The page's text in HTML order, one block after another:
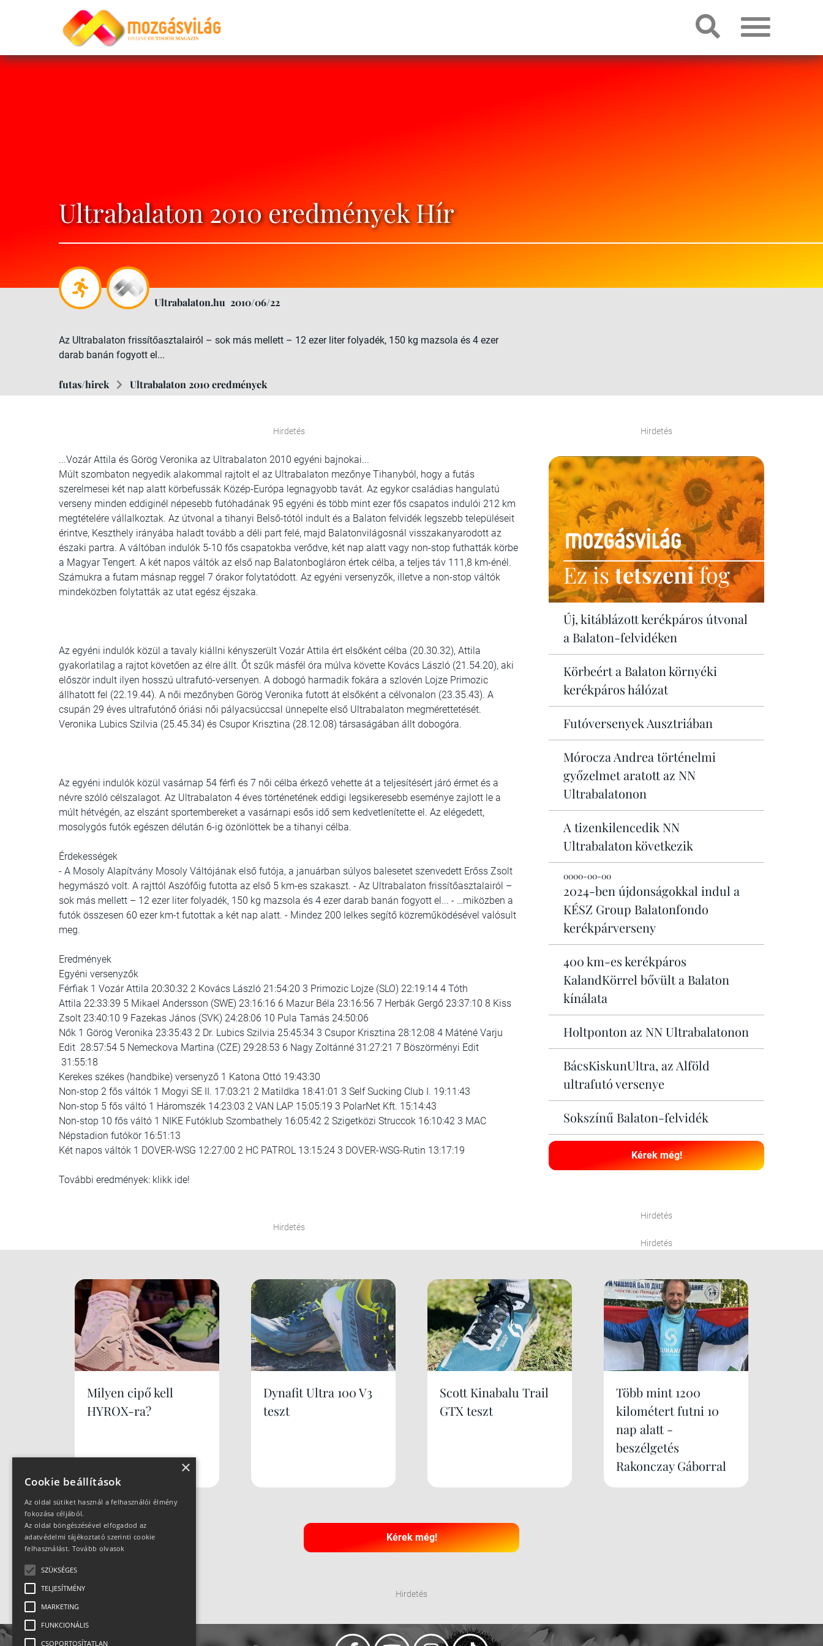
Ultrabalaton 2010 eredmények Hír
Ultrabalaton.hu 2010/06/22
Az Ultrabalaton frissítőasztalairól – sok más mellett – 12 ezer liter folyadék, 150 kg mazsola és 4 ezer
darab banán fogyott el...
futas/hirek Ultrabalaton 2010 eredmények
Hirdetés
...Vozár Attila és Görög Veronika az Ultrabalaton 2010 egyéni bajnokai...
Múlt szombaton negyedik alakommal rajtolt el az Ultrabalaton mezőnye Tihanyból, hogy a futás
szerelmesei két nap alatt körbefussák Közép-Európa legnagyobb tavát. Az egykor családias hangulatú
verseny minden eddiginél népesebb futóhadának 95 egyéni és több mint ezer fős csapatos indulói 212 km
megtételére vállalkoztak. Az útvonal a tihanyi Belső-tótól indult és a Balaton felvidék legszebb településeit
érintve, Keszthely irányába haladt tovább a déli part felé, majd Balatonvilágosnál visszakanyarodott az
északi partra. A váltóban indulók 5-10 fős csapatokba verődve, két nap alatt vagy non-stop futhatták körbe
a Magyar Tengert. A két napos váltók az első nap Balatonbogláron értek célba, a teljes táv 111,8 km-énél.
Számukra a futam másnap reggel 7 órakor folytatódott. Az egyéni versenyzők, illetve a non-stop váltók
mindeközben folytatták az utat egész éjszaka.
Az egyéni indulók közül a tavaly kiállni kényszerült Vozár Attila ért elsőként célba (20.30.32), Attila
gyakorlatilag a rajtot követően az élre állt. Őt szűk másfél óra múlva követte Kovács László (21.54.20), aki
először indult ilyen hosszú ultrafutó-versenyen. A dobogó harmadik fokára a szlovén Lojze Primozic
állhatott fel (22.19.44). A női mezőnyben Görög Veronika futott át elsőként a célvonalon (23.35.43). A
csupán 29 éves ultrafutónő óriási női pályacsúccsal ünnepelte első Ultrabalaton megmérettetését.
Veronika Lubics Szilvia (25.45.34) és Csupor Krisztina (28.12.08) társaságában állt dobogóra.
Az egyéni indulók közül vasárnap 54 férfi és 7 női célba érkező vehette át a teljesítésért járó érmet és a
névre szóló célszalagot. Az Ultrabalaton 4 éves történetének eddigi legsikeresebb eseménye zajlott le a
múlt hétvégén, az elszánt sportembereket a vasárnapi esős idő sem kedvetlenítette el. Az elégedett,
mosolygós futók egészen délután 6-ig özönlöttek be a tihanyi célba.
Érdekességek
- A Mosoly Alapítvány Mosoly Váltójának első futója, a januárban súlyos balesetet szenvedett Erőss Zsolt
hegymászó volt. A rajttól Aszófőig futotta az első 5 km-es szakaszt. - Az Ultrabalaton frissítőasztalairól –
sok más mellett – 12 ezer liter folyadék, 150 kg mazsola és 4 ezer darab banán fogyott el... - …miközben a
futók összesen 60 ezer km-t futottak a két nap alatt. - Mindez 200 lelkes segítő közreműködésével valósult
meg.
Eredmények
Egyéni versenyzők
Férfiak 1 Vozár Attila 20:30:32 2 Kovács László 21:54:20 3 Primozic Lojze (SLO) 22:19:14 4 Tóth
Attila 22:33:39 5 Mikael Andersson (SWE) 23:16:16 6 Mazur Béla 23:16:56 7 Herbák Gergő 23:37:10 8 Kiss
Zsolt 23:40:10 9 Fazekas János (SVK) 24:28:06 10 Pula Tamás 24:50:06
Nők 1 Görög Veronika 23:35:43 2 Dr. Lubics Szilvia 25:45:34 3 Csupor Krisztina 28:12:08 4 Máténé Varju
Edit 28:57:54 5 Nemeckova Martina (CZE) 29:28:53 6 Nagy Zoltánné 31:27:21 7 Böszörményi Edit
31:55:18
Kerekes székes (handbike) versenyző 1 Katona Ottó 19:43:30
Non-stop 2 fős váltók 1 Mogyi SE II. 17:03:21 2 Matildka 18:41:01 3 Self Sucking Club I. 19:11:43
Non-stop 5 fős váltó 1 Háromszék 14:23:03 2 VAN LAP 15:05:19 3 PolarNet Kft. 15:14:43
Non-stop 10 fős váltó 1 NIKE Futóklub Szombathely 16:05:42 2 Szigetközi Struccok 16:10:42 3 MAC
Népstadion futókör 16:51:13
Két napos váltók 1 DOVER-WSG 12:27:00 2 HC PATROL 13:15:24 3 DOVER-WSG-Rutin 13:17:19
További eredmények: klikk ide!
Hirdetés
Hirdetés
Ez istetszenifog
Új, kitáblázott kerékpáros útvonal
a Balaton-felvidéken
Körbeért a Balaton környéki
kerékpáros hálózat
Futóversenyek Ausztriában
Mórocza Andrea történelmi
győzelmet aratott az NN
Ultrabalatonon
A tizenkilencedik NN
Ultrabalaton következik
0000-00-00
2024-ben újdonságokkal indul a
KÉSZ Group Balatonfondo
kerékpárverseny
400 km-es kerékpáros
KalandKörrel bővült a Balaton
kínálata
Holtponton az NN Ultrabalatonon
BácsKiskunUltra, az Alföld
ultrafutó versenye
Sokszínű Balaton-felvidék
Kérek még!
Hirdetés
Hirdetés
Milyen cipő kell
HYROX-ra?
Dynafit Ultra 100 V3
teszt
Scott Kinabalu Trail
GTX teszt
Több mint 1200
kilométert futni 10
nap alatt -
beszélgetés
Rakonczay Gáborral
Kérek még!
Hirdetés
×
Cookie beállítások
Az oldal sütiket használ a felhasználói élmény
fokozása céljából.
Az oldal böngészésével elfogadod az
adatvédelmi tájékoztató szerinti cookie
felhasználást. Tovább olvasok
SZÜKSÉGES
TELJESÍTMÉNY
MARKETING
FUNKCIONÁLIS
CSOPORTOSÍTATLAN